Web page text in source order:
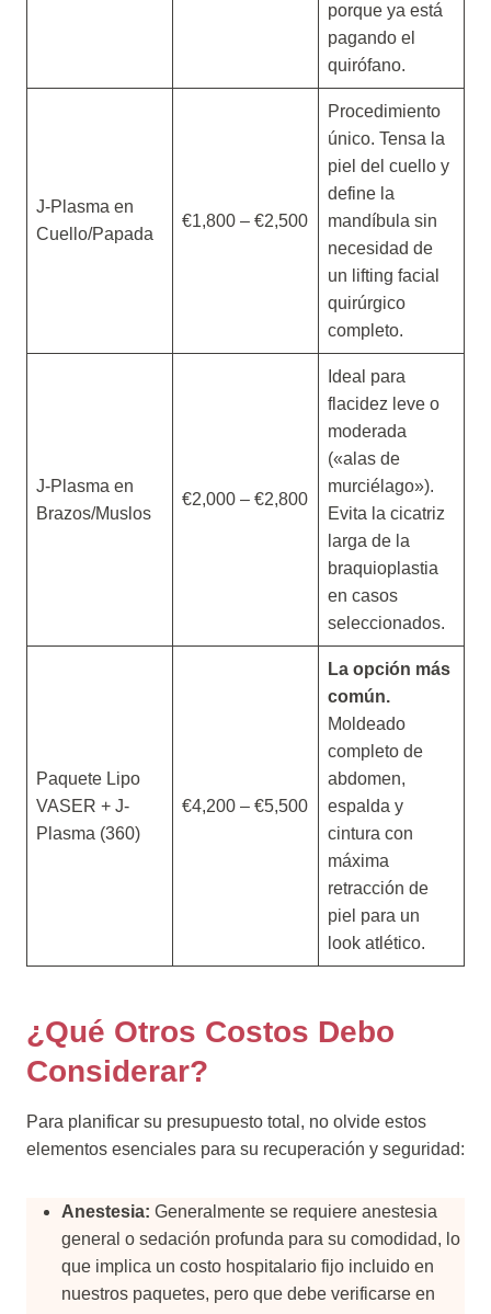
porque ya está
pagando el
quirófano.
J-Plasma en
Cuello/Papada
€1,800 – €2,500
Procedimiento
único. Tensa la
piel del cuello y
define la
mandíbula sin
necesidad de
un lifting facial
quirúrgico
completo.
J-Plasma en
Brazos/Muslos
€2,000 – €2,800
Ideal para
flacidez leve o
moderada
(«alas de
murciélago»).
Evita la cicatriz
larga de la
braquioplastia
en casos
seleccionados.
Paquete Lipo
VASER + J-
Plasma (360)
€4,200 – €5,500
La opción más
común.
Moldeado
completo de
abdomen,
espalda y
cintura con
máxima
retracción de
piel para un
look atlético.
¿Qué Otros Costos Debo
Considerar?
Para planificar su presupuesto total, no olvide estos
elementos esenciales para su recuperación y seguridad:
Anestesia: Generalmente se requiere anestesia
general o sedación profunda para su comodidad, lo
que implica un costo hospitalario fijo incluido en
nuestros paquetes, pero que debe verificarse en